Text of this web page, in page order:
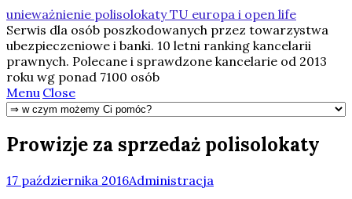
unieważnienie polisolokaty TU europa i open life
Serwis dla osób poszkodowanych przez towarzystwa
ubezpieczeniowe i banki. 10 letni ranking kancelarii
prawnych. Polecane i sprawdzone kancelarie od 2013
roku wg ponad 7100 osób
Menu Close
Prowizje za sprzedaż polisolokaty
17 października 2016Administracja